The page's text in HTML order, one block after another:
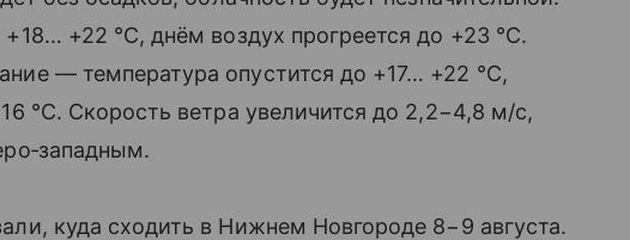
+22 °C, днём воздух прогреется до +23 °C.
— температура опустится до +17… +22 °C,
°C. Скорость ветра увеличится до 2,2−4,8 м/с,
куда сходить в Нижнем Новгороде 8−9 августа.